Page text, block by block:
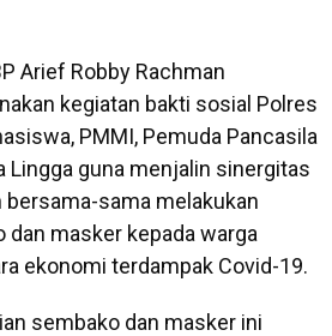
Arief Robby Rachman
kegiatan bakti sosial Polres
PMMI, Pemuda Pancasila
Lingga guna menjalin sinergitas
sama melakukan
dan masker kepada warga
ekonomi terdampak Covid-19.
sembako dan masker ini